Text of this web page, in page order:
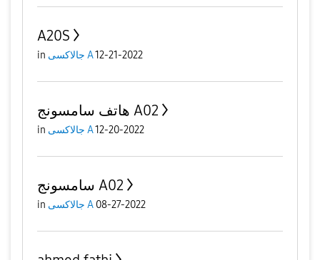
A20S
in جالاكسى A12-21-2022
هاتف سامسونج A02
in جالاكسى A12-20-2022
سامسونج A02
in جالاكسى A 08-27-2022